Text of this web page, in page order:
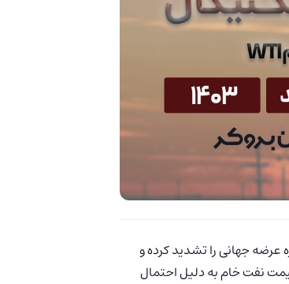
عرضه جهانی را تشدید کرده و
نفت خام به دلیل احتمال